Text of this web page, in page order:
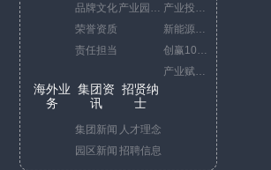
品牌文化
荣誉资质
责任担当
海外业
务
集团资
讯
集团新闻
园区新闻
招贤纳
士
人才理念
招聘信息